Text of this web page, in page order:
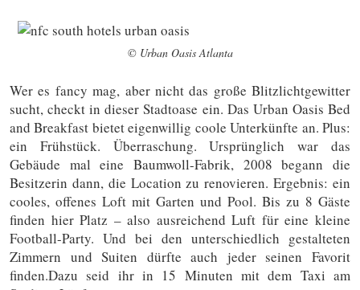
© Urban Oasis Atlanta
Wer es fancy mag, aber nicht das große Blitzlichtgewitter
sucht, checkt in dieser Stadtoase ein. Das Urban Oasis Bed
and Breakfast bietet eigenwillig coole Unterkünfte an. Plus:
ein Frühstück. Überraschung. Ursprünglich war das
Gebäude mal eine Baumwoll-Fabrik, 2008 begann die
Besitzerin dann, die Location zu renovieren. Ergebnis: ein
cooles, offenes Loft mit Garten und Pool. Bis zu 8 Gäste
finden hier Platz – also ausreichend Luft für eine kleine
Football-Party. Und bei den unterschiedlich gestalteten
Zimmern und Suiten dürfte auch jeder seinen Favorit
finden.Dazu seid ihr in 15 Minuten mit dem Taxi am